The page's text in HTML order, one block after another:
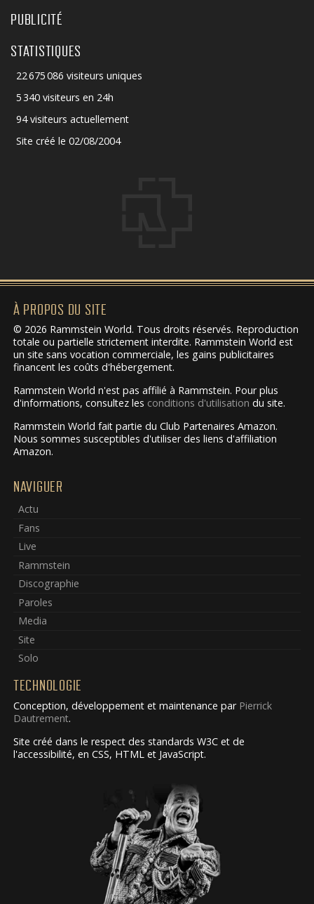
PUBLICITÉ
STATISTIQUES
22 675 086 visiteurs uniques
5 340 visiteurs en 24h
94 visiteurs actuellement
Site créé le 02/08/2004
À PROPOS DU SITE
© 2026 Rammstein World. Tous droits réservés. Reproduction
totale ou partielle strictement interdite. Rammstein World est
un site sans vocation commerciale, les gains publicitaires
financent les coûts d'hébergement.
Rammstein World n'est pas affilié à Rammstein. Pour plus
d'informations, consultez les conditions d'utilisation du site.
Rammstein World fait partie du Club Partenaires Amazon.
Nous sommes susceptibles d'utiliser des liens d'affiliation
Amazon.
NAVIGUER
Actu
Fans
Live
Rammstein
Discographie
Paroles
Media
Site
Solo
TECHNOLOGIE
Conception, développement et maintenance par Pierrick
Dautrement.
Site créé dans le respect des standards W3C et de
l'accessibilité, en CSS, HTML et JavaScript.